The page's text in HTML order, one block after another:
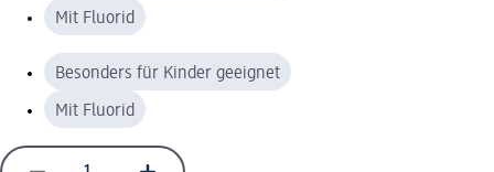
Mit Fluorid
Besonders für Kinder geeignet
Mit Fluorid